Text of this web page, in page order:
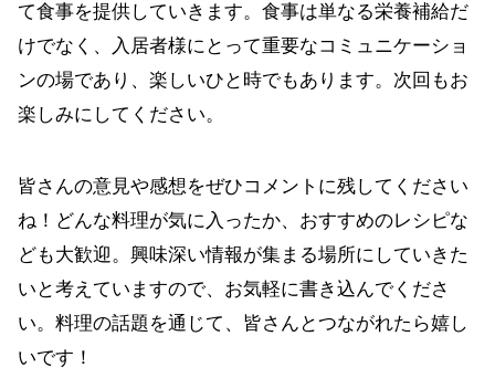
て食事を提供していきます。食事は単なる栄養補給だ
けでなく、入居者様にとって重要なコミュニケーショ
ンの場であり、楽しいひと時でもあります。次回もお
楽しみにしてください。
皆さんの意見や感想をぜひコメントに残してください
ね！どんな料理が気に入ったか、おすすめのレシピな
ども大歓迎。興味深い情報が集まる場所にしていきた
いと考えていますので、お気軽に書き込んでくださ
い。料理の話題を通じて、皆さんとつながれたら嬉し
いです！